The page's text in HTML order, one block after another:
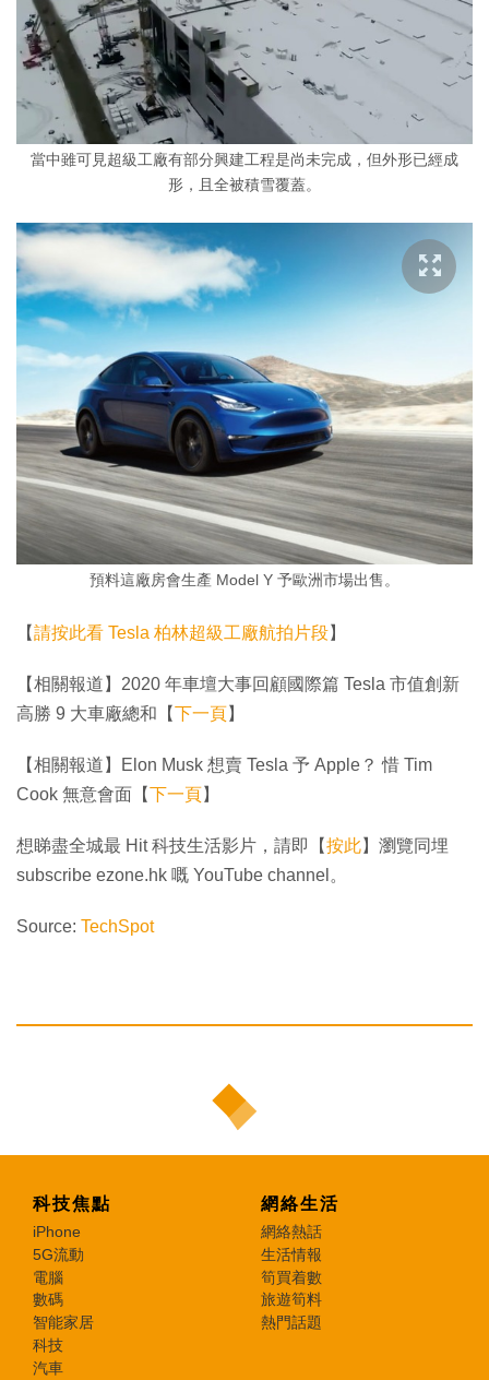
當中雖可見超級工廠有部分興建工程是尚未完成，但外形已經成
形，且全被積雪覆蓋。
預料這廠房會生產 Model Y 予歐洲市場出售。
【請按此看 Tesla 柏林超級工廠航拍片段】
【相關報道】2020 年車壇大事回顧國際篇 Tesla 市值創新
高勝 9 大車廠總和【下一頁】
【相關報道】Elon Musk 想賣 Tesla 予 Apple？ 惜 Tim
Cook 無意會面【下一頁】
想睇盡全城最 Hit 科技生活影片，請即【按此】瀏覽同埋
subscribe ezone.hk 嘅 YouTube channel。
Source: TechSpot
科技焦點
iPhone
5G流動
電腦
數碼
智能家居
科技
汽車
網絡生活
網絡熱話
生活情報
筍買着數
旅遊筍料
熱門話題